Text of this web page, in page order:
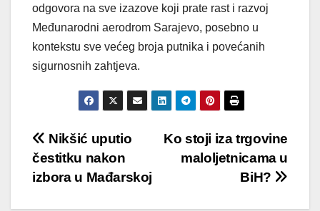
odgovora na sve izazove koji prate rast i razvoj
Međunarodni aerodrom Sarajevo, posebno u
kontekstu sve većeg broja putnika i povećanih
sigurnosnih zahtjeva.
Post
navigation
Ko stoji iza trgovine
maloljetnicama u
BiH?
Nikšić uputio
čestitku nakon
izbora u Mađarskoj